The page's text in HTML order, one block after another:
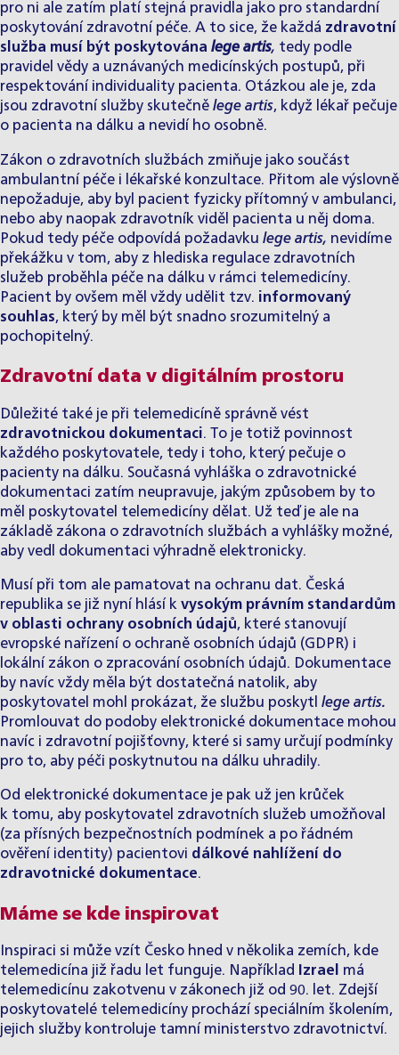
pro ni ale zatím platí stejná pravidla jako pro standardní
poskytování zdravotní péče. A to sice, že každá zdravotní
služba musí být poskytována lege artis, tedy podle
pravidel vědy a uznávaných medicínských postupů, při
respektování individuality pacienta. Otázkou ale je, zda
jsou zdravotní služby skutečně lege artis, když lékař pečuje
o pacienta na dálku a nevidí ho osobně.
Zákon o zdravotních službách zmiňuje jako součást
ambulantní péče i lékařské konzultace. Přitom ale výslovně
nepožaduje, aby byl pacient fyzicky přítomný v ambulanci,
nebo aby naopak zdravotník viděl pacienta u něj doma.
Pokud tedy péče odpovídá požadavku lege artis, nevidíme
překážku v tom, aby z hlediska regulace zdravotních
služeb proběhla péče na dálku v rámci telemedicíny.
Pacient by ovšem měl vždy udělit tzv. informovaný
souhlas, který by měl být snadno srozumitelný a
pochopitelný.
Zdravotní data v digitálním prostoru
Důležité také je při telemedicíně správně vést
zdravotnickou dokumentaci. To je totiž povinnost
každého poskytovatele, tedy i toho, který pečuje o
pacienty na dálku. Současná vyhláška o zdravotnické
dokumentaci zatím neupravuje, jakým způsobem by to
měl poskytovatel telemedicíny dělat. Už teď je ale na
základě zákona o zdravotních službách a vyhlášky možné,
aby vedl dokumentaci výhradně elektronicky.
Musí při tom ale pamatovat na ochranu dat. Česká
republika se již nyní hlásí k vysokým právním standardům
v oblasti ochrany osobních údajů, které stanovují
evropské nařízení o ochraně osobních údajů (GDPR) i
lokální zákon o zpracování osobních údajů. Dokumentace
by navíc vždy měla být dostatečná natolik, aby
poskytovatel mohl prokázat, že službu poskytl lege artis.
Promlouvat do podoby elektronické dokumentace mohou
navíc i zdravotní pojišťovny, které si samy určují podmínky
pro to, aby péči poskytnutou na dálku uhradily.
Od elektronické dokumentace je pak už jen krůček
k tomu, aby poskytovatel zdravotních služeb umožňoval
(za přísných bezpečnostních podmínek a po řádném
ověření identity) pacientovi dálkové nahlížení do
zdravotnické dokumentace.
Máme se kde inspirovat
Inspiraci si může vzít Česko hned v několika zemích, kde
telemedicína již řadu let funguje. Například
Izrael má
telemedicínu zakotvenu v zákonech již od 90. let. Zdejší
poskytovatelé telemedicíny prochází speciálním školením,
jejich služby kontroluje tamní ministerstvo zdravotnictví.